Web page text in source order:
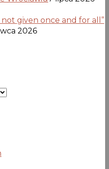
given once and for all”
2026